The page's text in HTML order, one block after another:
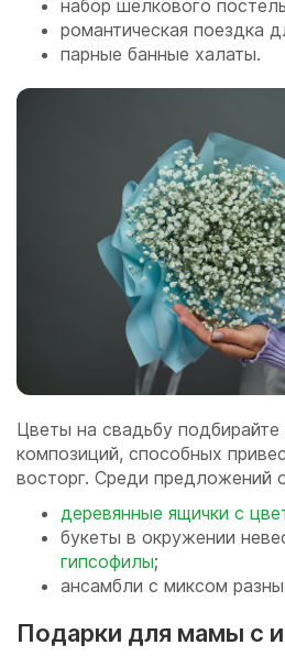
набор шелкового
романтическая поездка
парные банные халаты.
Цветы на свадьбу
композиций, способных
восторг. Среди предложений
деревянные ящички с
букеты в окружении
гипсофилы;
ансамбли с миксом
Подарки для мамы с